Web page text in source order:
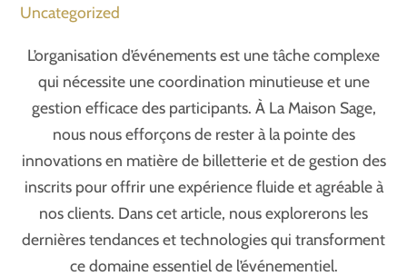
Uncategorized
L’organisation d’événements est une tâche complexe
qui nécessite une coordination minutieuse et une
gestion efficace des participants. À La Maison Sage,
nous nous efforçons de rester à la pointe des
innovations en matière de billetterie et de gestion des
inscrits pour offrir une expérience fluide et agréable à
nos clients. Dans cet article, nous explorerons les
dernières tendances et technologies qui transforment
ce domaine essentiel de l’événementiel.